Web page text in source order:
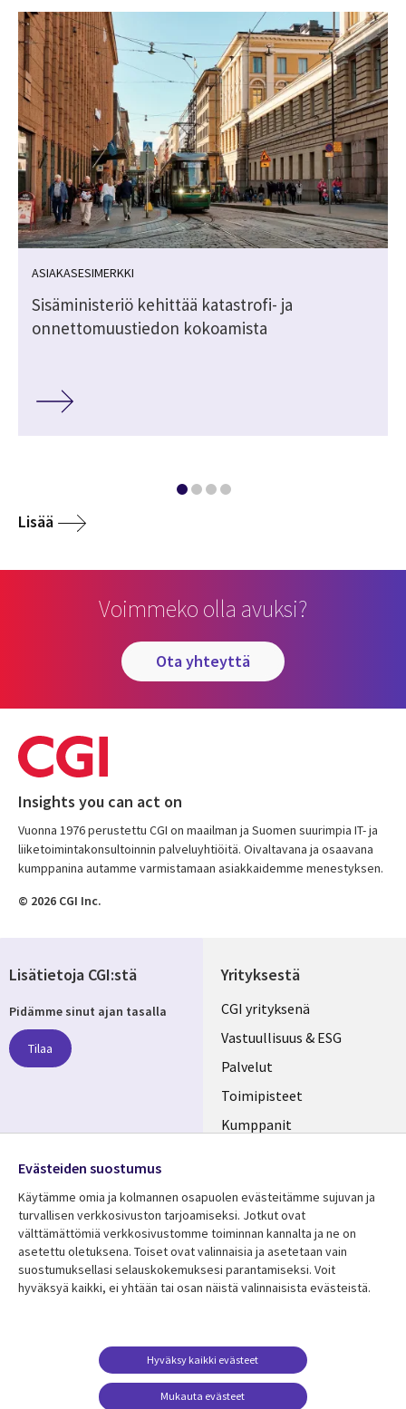
ASIAKASESIMERKKI
Sisäministeriö kehittää katastrofi- ja
onnettomuustiedon kokoamista
Lisää
Voimmeko olla avuksi?
ota yhteyttä
Insights you can act on
Vuonna 1976 perustettu CGI on maailman ja Suomen suurimpia IT- ja
liiketoimintakonsultoinnin palveluyhtiöitä. Oivaltavana ja osaavana
kumppanina autamme varmistamaan asiakkaidemme menestyksen.
© 2026 CGI Inc.
Yrityksestä
Useful
links
FINLAND
CGI yrityksenä
Vastuullisuus & ESG
Palvelut
Toimipisteet
Kumppanit
Resurssikeskus
Library
FINLAND
Asiakastarinat
Lisätietoa
Legal
Tietosuoja
Käyttöehdot
Yhteystiedot
Lisätietoja CGI:stä
Pidämme sinut ajan tasalla
Tilaa
Media
FINLAND
Evästeiden suostumus
Käytämme omia ja kolmannen osapuolen evästeitämme sujuvan ja
turvallisen verkkosivuston tarjoamiseksi. Jotkut ovat
välttämättömiä verkkosivustomme toiminnan kannalta ja ne on
asetettu oletuksena. Toiset ovat valinnaisia ​​ja asetetaan vain
suostumuksellasi selauskokemuksesi parantamiseksi. Voit
hyväksyä kaikki, ei yhtään tai osan näistä valinnaisista evästeistä.
Mukauta evästeet
Hyväksy kaikki evästeet